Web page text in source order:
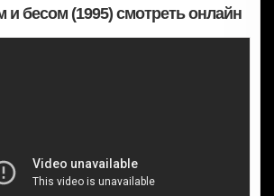
и бесом (1995) смотреть онлайн